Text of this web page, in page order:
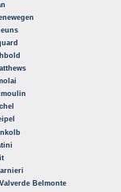
Belmonte